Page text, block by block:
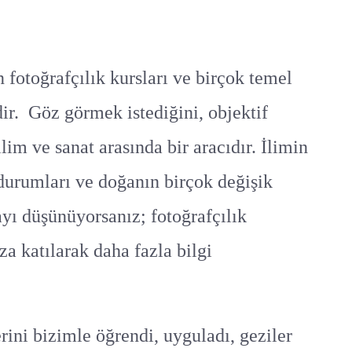
kursları ve birçok temel
Göz görmek istediğini, objektif
ve sanat arasında bir aracıdır. İlimin
ve doğanın birçok değişik
düşünüyorsanız; fotoğrafçılık
katılarak daha fazla bilgi
bizimle öğrendi, uyguladı, geziler